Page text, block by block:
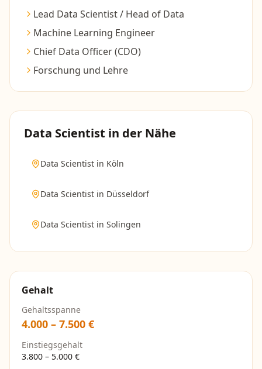
Lead Data Scientist / Head of Data
Machine Learning Engineer
Chief Data Officer (CDO)
Forschung und Lehre
Data Scientist in der Nähe
Data Scientist in Köln
Data Scientist in Düsseldorf
Data Scientist in Solingen
Gehalt
Gehaltsspanne
4.000 – 7.500 €
Einstiegsgehalt
3.800 – 5.000 €